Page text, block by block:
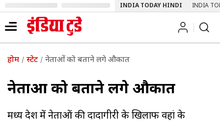
INDIA TODAY HINDI INDIA
होम स्टेट नेताओं को बताने लगे औकात
नेताओं को बताने लगे औकात
मध्य प्रदेश में नेताओं की दादागीरी के खिलाफ वहां के